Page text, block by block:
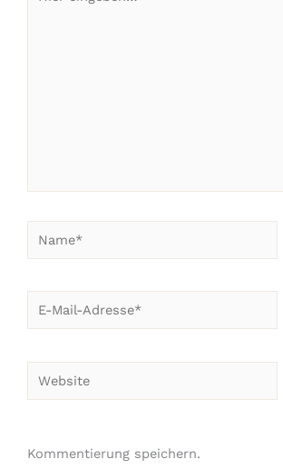
eingeben…
Name*
E-
Mail-
Website
Kommentierung speichern.